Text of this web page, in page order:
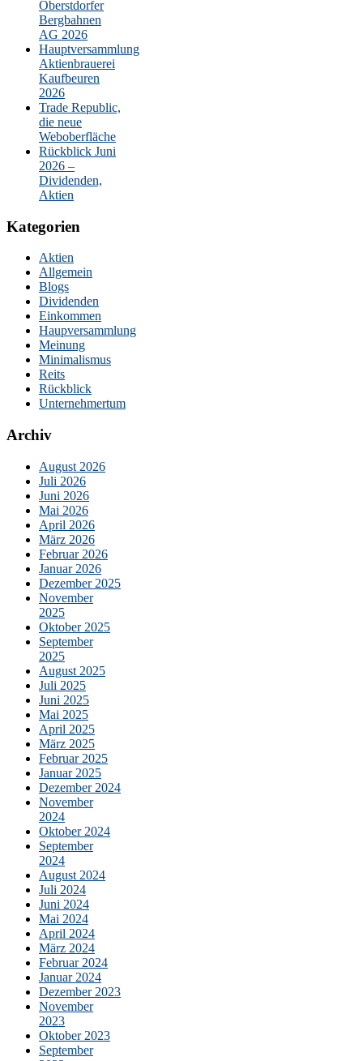
Oberstdorfer
Bergbahnen
AG 2026
Hauptversammlung
Aktienbrauerei
Kaufbeuren
2026
Trade Republic,
die neue
Weboberfläche
Rückblick Juni
2026 –
Dividenden,
Aktien
Kategorien
Aktien
Allgemein
Blogs
Dividenden
Einkommen
Haupversammlung
Meinung
Minimalismus
Reits
Rückblick
Unternehmertum
Archiv
August 2026
Juli 2026
Juni 2026
Mai 2026
April 2026
März 2026
Februar 2026
Januar 2026
Dezember 2025
November
2025
Oktober 2025
September
2025
August 2025
Juli 2025
Juni 2025
Mai 2025
April 2025
März 2025
Februar 2025
Januar 2025
Dezember 2024
November
2024
Oktober 2024
September
2024
August 2024
Juli 2024
Juni 2024
Mai 2024
April 2024
März 2024
Februar 2024
Januar 2024
Dezember 2023
November
2023
Oktober 2023
September